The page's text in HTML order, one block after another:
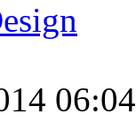
06:04